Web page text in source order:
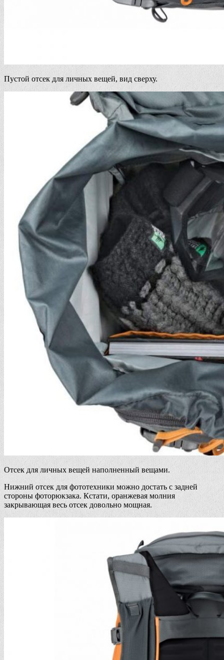
Пустой отсек для личных вещей, вид сверху.
Отсек для личных вещей наполненный вещами.
Нижний отсек для фототехники можно достать с задней
стороны фоторюкзака. Кстати, оранжевая молния
закрывающая весь отсек довольно мощная.